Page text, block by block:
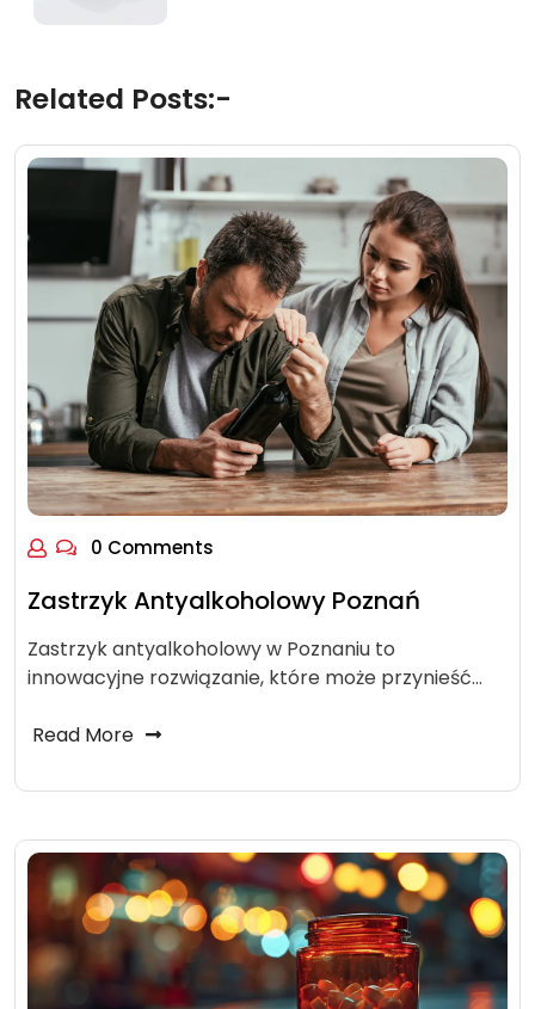
Related Posts:-
0 Comments
Zastrzyk Antyalkoholowy Poznań
Zastrzyk antyalkoholowy w Poznaniu to
innowacyjne rozwiązanie, które może przynieść…
Read More